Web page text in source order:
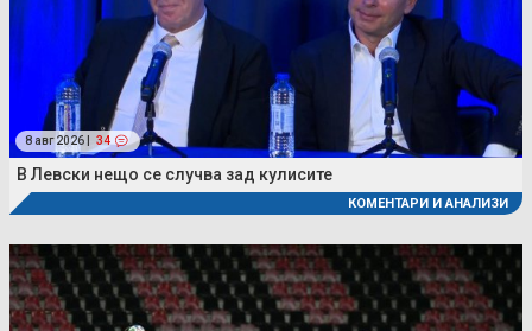
8 авг 2026 | 34
В Левски нещо се случва зад кулисите
КОМЕНТАРИ И АНАЛИЗИ